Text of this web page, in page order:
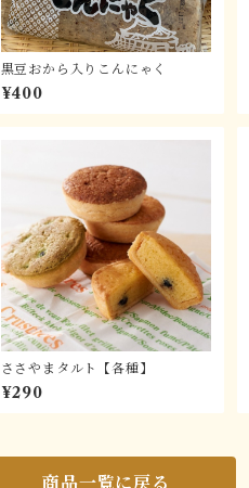
黒豆おから入りこんにゃく
¥400
ささやまタルト【各種】
¥290
商品一覧に戻る